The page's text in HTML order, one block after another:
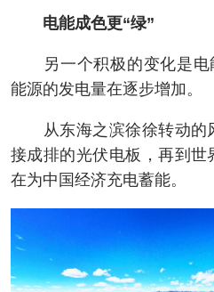
电能成色更“绿”
另一个积极的变化是电
能源的发电量在逐步增加。
从东海之滨徐徐转动的
接成排的光伏电板，再到
在为中国经济充电蓄能。